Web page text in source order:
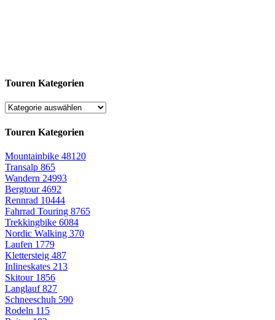
Touren Kategorien
Touren Kategorien
Mountainbike 48120
Transalp 865
Wandern 24993
Bergtour4692
Rennrad 10444
Fahrrad Touring 8765
Trekkingbike 6084
Nordic Walking 370
Laufen 1779
Klettersteig 487
Inlineskates 213
Skitour 1856
Langlauf827
Schneeschuh 590
Rodeln 115